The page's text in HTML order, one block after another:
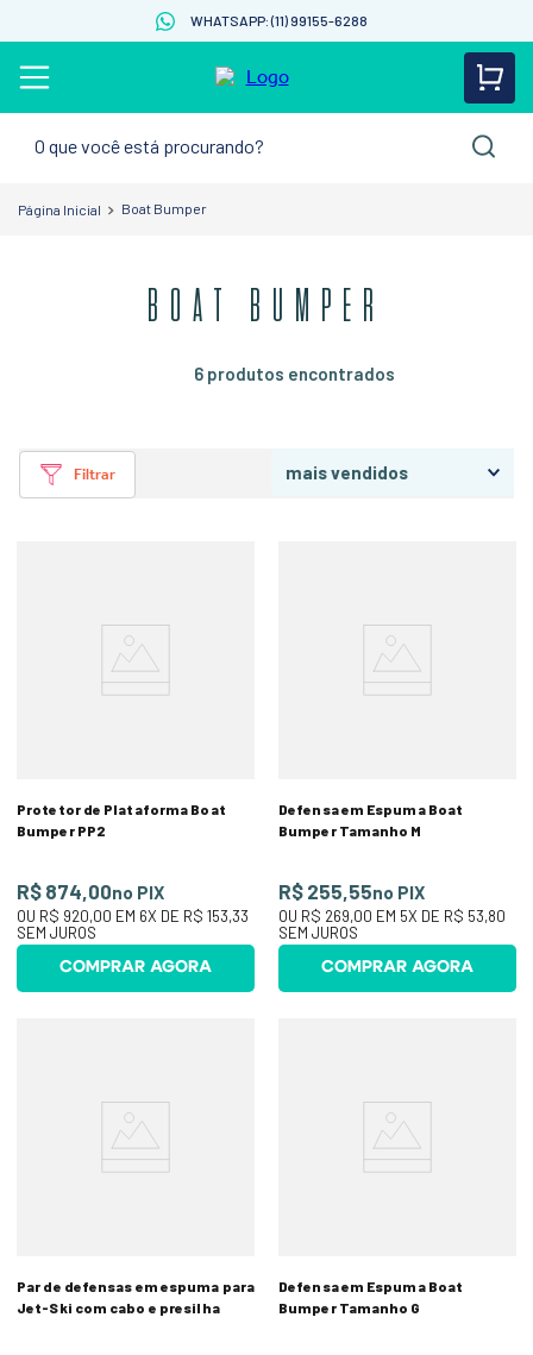
WHATSAPP: (11) 99155-6288
Boat Bumper
BOAT BUMPER
6 produtos
Filtrar mais vendidos
Protetor de Plataforma Boat
Bumper PP2
R$ 874,00no PIX
OU R$ 920,00 EM 6X DE R$ 153,33
SEM JUROS
COMPRAR AGORA
Defensa em Espuma Boat
Bumper Tamanho M
R$ 255,55no PIX
OU R$ 269,00 EM 5X DE R$ 53,80
SEM JUROS
COMPRAR AGORA
Par de defensas em espuma para
Jet-Ski com cabo e presilha
Defensa em Espuma Boat
Bumper Tamanho G